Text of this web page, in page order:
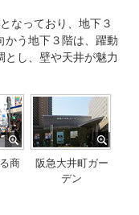
なっており、地下３
かう地下３階は、躍動
し、壁や天井が魅力
商
阪急大井町ガー
デン